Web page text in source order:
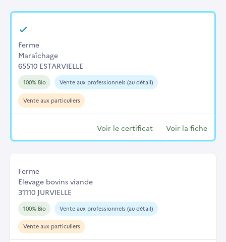
Ferme
Maraîchage
65510 ESTARVIELLE
100% Bio Vente aux professionnels (au détail)
Vente aux particuliers
Voir le certificat Voir la fiche
Ferme
Elevage bovins viande
31110 JURVIELLE
100% Bio Vente aux professionnels (au détail)
Vente aux particuliers